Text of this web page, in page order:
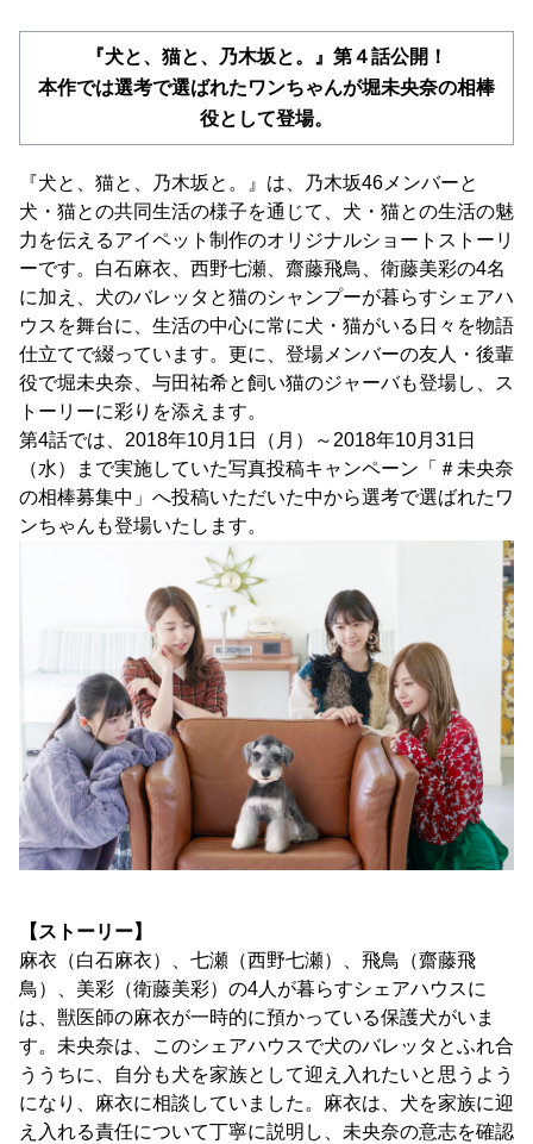
『犬と、猫と、乃木坂と。』第４話公開！
本作では選考で選ばれたワンちゃんが堀未央奈の相棒
役として登場。
『犬と、猫と、乃木坂と。』は、乃木坂46メンバーと
犬・猫との共同生活の様子を通じて、犬・猫との生活の魅
力を伝えるアイペット制作のオリジナルショートストーリ
ーです。白石麻衣、西野七瀬、齋藤飛鳥、衛藤美彩の4名
に加え、犬のバレッタと猫のシャンプーが暮らすシェアハ
ウスを舞台に、生活の中心に常に犬・猫がいる日々を物語
仕立てで綴っています。更に、登場メンバーの友人・後輩
役で堀未央奈、与田祐希と飼い猫のジャーバも登場し、ス
トーリーに彩りを添えます。
第4話では、2018年10月1日（月）～2018年10月31日
（水）まで実施していた写真投稿キャンペーン「＃未央奈
の相棒募集中」へ投稿いただいた中から選考で選ばれたワ
ンちゃんも登場いたします。
【ストーリー】
麻衣（白石麻衣）、七瀬（西野七瀬）、飛鳥（齋藤飛
鳥）、美彩（衛藤美彩）の4人が暮らすシェアハウスに
は、獣医師の麻衣が一時的に預かっている保護犬がいま
す。未央奈は、このシェアハウスで犬のバレッタとふれ合
ううちに、自分も犬を家族として迎え入れたいと思うよう
になり、麻衣に相談していました。麻衣は、犬を家族に迎
え入れる責任について丁寧に説明し、未央奈の意志を確認